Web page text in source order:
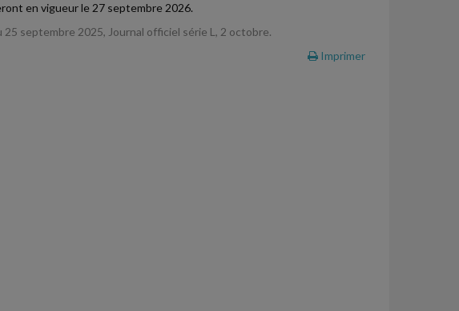
en vigueur le 27 septembre 2026.
septembre 2025, Journal officiel série L, 2 octobre.
Imprimer